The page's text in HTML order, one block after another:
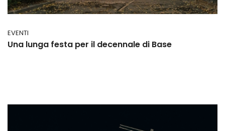
EVENTI
Una lunga festa per il decennale di Base